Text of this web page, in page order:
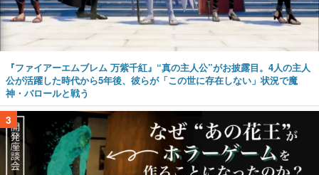
『ファイアーエムブレム 万紫千紅』“真の主人公”がお披露目。4人の主人
公が活躍した時代から5年後、彼らが「この世に存在しない」状況で魔
神・バロールと戦う
3